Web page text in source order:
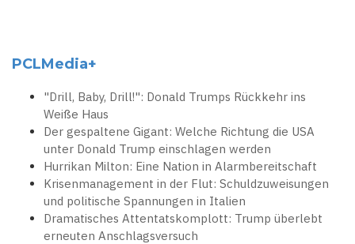
PCLMedia+
"Drill, Baby, Drill!": Donald Trumps Rückkehr ins
Weiße Haus
Der gespaltene Gigant: Welche Richtung die USA
unter Donald Trump einschlagen werden
Hurrikan Milton: Eine Nation in Alarmbereitschaft
Krisenmanagement in der Flut: Schuldzuweisungen
und politische Spannungen in Italien
Dramatisches Attentatskomplott: Trump überlebt
erneuten Anschlagsversuch